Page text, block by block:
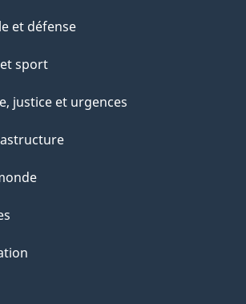
et défense
sport
justice et urgences